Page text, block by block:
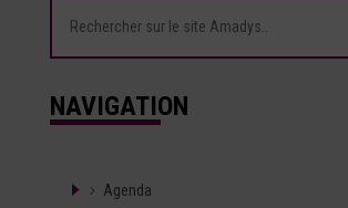
NAVIGATION
Agenda